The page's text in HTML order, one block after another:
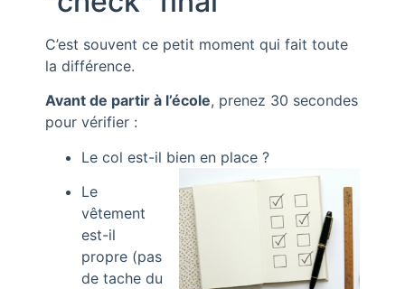
C’est souvent ce petit moment qui fait toute
la différence.
Avant de partir à l’école, prenez 30 secondes
pour vérifier :
Le col est-il bien en place ?
Le
vêtement
est-il
propre (pas
de tache du